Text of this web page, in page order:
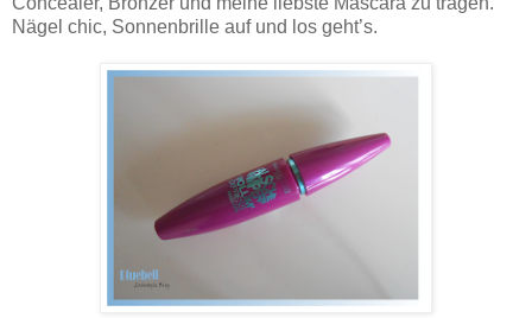
Nägel chic, Sonnenbrille auf und los geht’s.